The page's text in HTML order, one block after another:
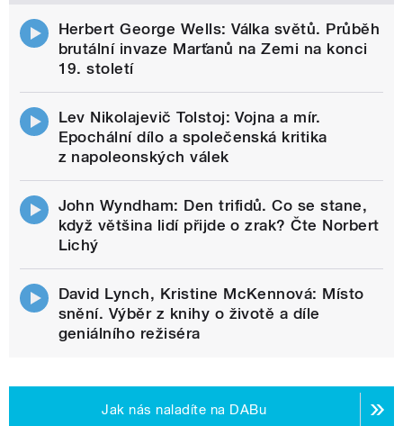
Herbert George Wells: Válka světů. Průběh
brutální invaze Marťanů na Zemi na konci
19. století
Lev Nikolajevič Tolstoj: Vojna a mír.
Epochální dílo a společenská kritika
z napoleonských válek
John Wyndham: Den trifidů. Co se stane,
když většina lidí přijde o zrak? Čte Norbert
Lichý
David Lynch, Kristine McKennová: Místo
snění. Výběr z knihy o životě a díle
geniálního režiséra
Jak nás naladíte na DABu